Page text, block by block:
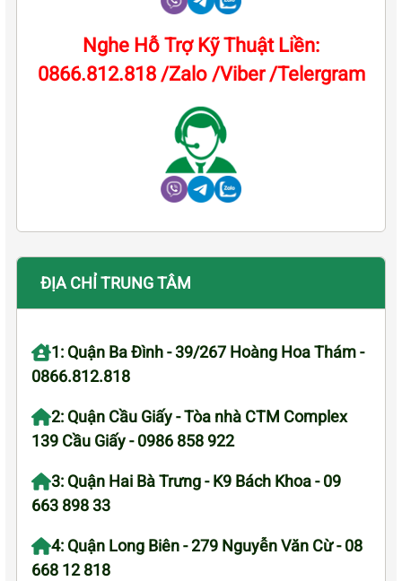
Nghe Hỗ Trợ Kỹ Thuật Liền:
0866.812.818 /Zalo /Viber /Telergram
ĐỊA CHỈ TRUNG TÂM
1: Quận Ba Đình - 39/267 Hoàng Hoa Thám -
0866.812.818
2: Quận Cầu Giấy - Tòa nhà CTM Complex
139 Cầu Giấy - 0986 858 922
3: Quận Hai Bà Trưng - K9 Bách Khoa - 09
663 898 33
4: Quận Long Biên - 279 Nguyễn Văn Cừ - 08
668 12 818